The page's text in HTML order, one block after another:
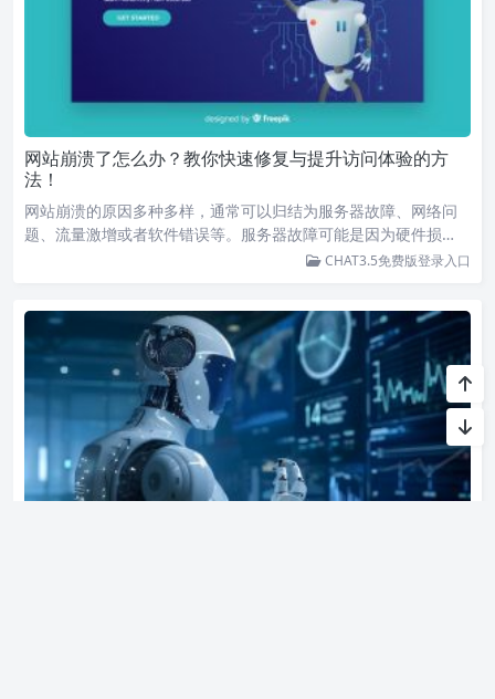
网站崩溃了怎么办？教你快速修复与提升访问体验的方
法！
网站崩溃的原因多种多样，通常可以归结为服务器故障、网络问
题、流量激增或者软件错误等。服务器故障可能是因为硬件损…
CHAT3.5免费版登录入口